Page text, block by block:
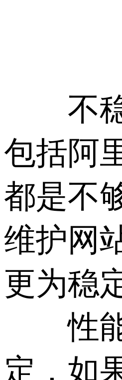
不稳
包括阿
都是不
维护网
更为稳
性能
定，如